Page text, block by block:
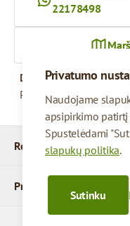
Privatumo
Naudojame
apsipirkimo
Spustelėdami
slapukų politika.
Sutinku
Rekvizitai
Produktai
22178498
Darbo valandos
Pirmadienis –